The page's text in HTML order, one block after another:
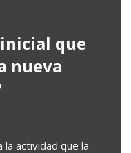
que
nueva
la actividad que la